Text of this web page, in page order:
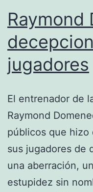
Raymond
jugadores
El entrenador de
Raymond
públicos que
sus jugadores de
una aberración,
estupidez sin